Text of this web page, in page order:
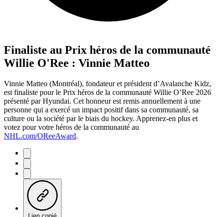
Finaliste au Prix héros de la communauté
Willie O'Ree : Vinnie Matteo
Vinnie Matteo (Montréal), fondateur et président d’Avalanche Kidz,
est finaliste pour le Prix héros de la communauté Willie O’Ree 2026
présenté par Hyundai. Cet honneur est remis annuellement à une
personne qui a exercé un impact positif dans sa communauté, sa
culture ou la société par le biais du hockey. Apprenez-en plus et
votez pour votre héros de la communauté au
NHL.com/OReeAward.